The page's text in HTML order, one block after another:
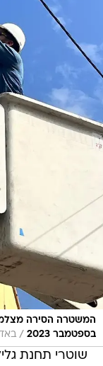
בספטמבר 2023
/
שוטרי תחנת